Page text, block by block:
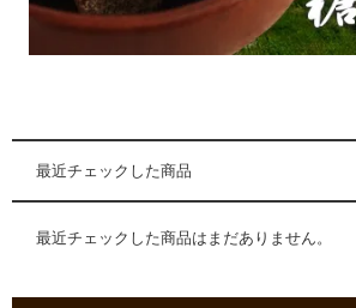
最近チェックした商品
最近チェックした商品はまだありません。